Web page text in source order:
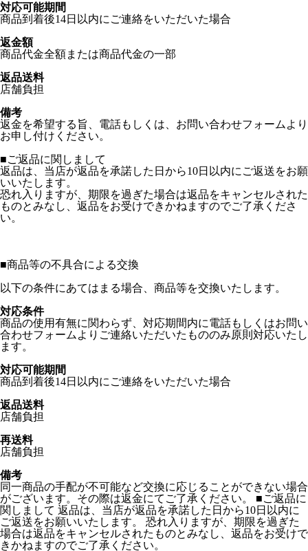
対応可能期間
商品到着後14日以内にご連絡をいただいた場合
返金額
商品代金全額または商品代金の一部
返品送料
店舗負担
備考
返金を希望する旨、電話もしくは、お問い合わせフォームより
お申し付けください。
■ご返品に関しまして
返品は、当店が返品を承諾した日から10日以内にご返送をお願
いいたします。
恐れ入りますが、期限を過ぎた場合は返品をキャンセルされた
ものとみなし、返品をお受けできかねますのでご了承くださ
い。
■商品等の不具合による交換
以下の条件にあてはまる場合、商品等を交換いたします。
対応条件
商品の使用有無に関わらず、対応期間内に電話もしくはお問い
合わせフォームよりご連絡いただいたもののみ原則対応いたし
ます。
対応可能期間
商品到着後14日以内にご連絡をいただいた場合
返品送料
店舗負担
再送料
店舗負担
備考
同一商品の手配が不可能など交換に応じることができない場合
がございます。その際は返金にてご了承ください。 ■ご返品に
関しまして 返品は、当店が返品を承諾した日から10日以内に
ご返送をお願いいたします。 恐れ入りますが、期限を過ぎた
場合は返品をキャンセルされたものとみなし、返品をお受けで
きかねますのでご了承ください。